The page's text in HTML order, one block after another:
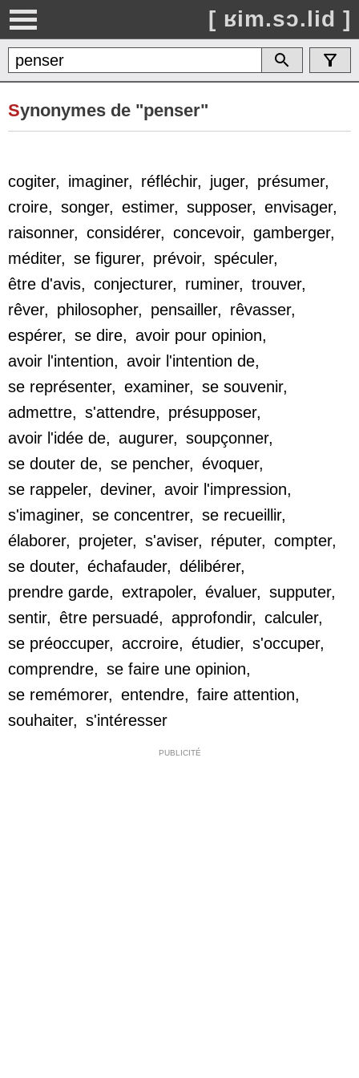
[ ʁim.sɔ.lid ]
Synonymes de "penser"
cogiter, imaginer, réfléchir, juger, présumer,
croire, songer, estimer, supposer, envisager,
raisonner, considérer, concevoir, gamberger,
méditer, se figurer, prévoir, spéculer,
être d'avis, conjecturer, ruminer, trouver,
rêver, philosopher, pensailler, rêvasser,
espérer, se dire, avoir pour opinion,
avoir l'intention, avoir l'intention de,
se représenter, examiner, se souvenir,
admettre, s'attendre, présupposer,
avoir l'idée de, augurer, soupçonner,
se douter de, se pencher, évoquer,
se rappeler, deviner, avoir l'impression,
s'imaginer, se concentrer, se recueillir,
élaborer, projeter, s'aviser, réputer, compter,
se douter, échafauder, délibérer,
prendre garde, extrapoler, évaluer, supputer,
sentir, être persuadé, approfondir, calculer,
se préoccuper, accroire, étudier, s'occuper,
comprendre, se faire une opinion,
se remémorer, entendre, faire attention,
souhaiter, s'intéresser
PUBLICITÉ